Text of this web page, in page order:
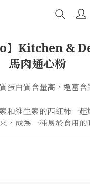
】Kitchen &
馬肉通心粉
蛋白質含量高，還富含
和維生素的西紅柿一起
，成為一種易於食用的